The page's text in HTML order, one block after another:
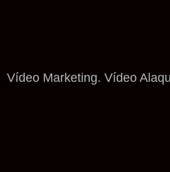
Vídeo Marketing. Vídeo